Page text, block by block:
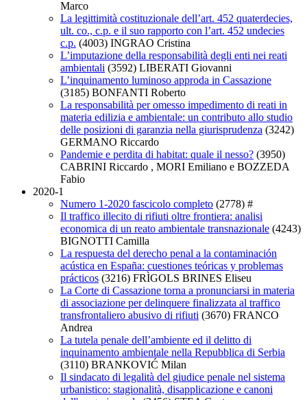
Marco
La legittimità costituzionale dell’art. 452 quaterdecies,
ult. co., c.p. e il suo rapporto con l’art. 452 undecies
c.p. (4003) INGRAO Cristina
L’imputazione della responsabilità degli enti nei reati
ambientali (3592) LIBERATI Giovanni
L’inquinamento luminoso approda in Cassazione
(3185) BONFANTI Roberto
La responsabilità per omesso impedimento di reati in
materia edilizia e ambientale: un contributo allo studio
delle posizioni di garanzia nella giurisprudenza (3242)
GERMANO Riccardo
Pandemie e perdita di habitat: quale il nesso? (3950)
CABRINI Riccardo , MORI Emiliano e BOZZEDA
Fabio
2020-1
Numero 1-2020 fascicolo completo (2778) #
Il traffico illecito di rifiuti oltre frontiera: analisi
economica di un reato ambientale transnazionale (4243)
BIGNOTTI Camilla
La respuesta del derecho penal a la contaminación
acústica en España: cuestiones teóricas y problemas
prácticos (3216) FRÌGOLS BRINES Eliseu
La Corte di Cassazione torna a pronunciarsi in materia
di associazione per delinquere finalizzata al traffico
transfrontaliero abusivo di rifiuti (3670) FRANCO
Andrea
La tutela penale dell’ambiente ed il delitto di
inquinamento ambientale nella Repubblica di Serbia
(3110) BRANKOVIĆ Milan
Il sindacato di legalità del giudice penale nel sistema
urbanistico: stagionalità, disapplicazione e canoni